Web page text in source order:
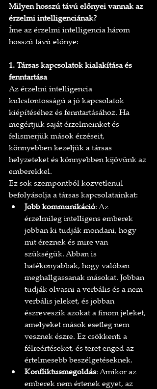
Milyen hosszú távú előnyei vannak az
érzelmi intelligenciának?
Íme az érzelmi intelligencia három
hosszú távú előnye:
1. Társas kapcsolatok kialakítása és
fenntartása
Az érzelmi intelligencia
kulcsfontosságú a jó kapcsolatok
kiépítéséhez és fenntartásához. Ha
megértjük saját érzelmeinket és
felismerjük mások érzéseit,
könnyebben kezeljük a társas
helyzeteket és könnyebben kijövünk az
emberekkel.
Ez sok szempontból közvetlenül
befolyásolja a társas kapcsolatainkat:
Jobb kommunikáció: Az
érzelmileg intelligens emberek
jobban ki tudják mondani, hogy
mit éreznek és mire van
szükségük. Abban is
hatékonyabbak, hogy valóban
meghallgassanak másokat. Jobban
tudják olvasni a verbális és a nem
verbális jeleket, és jobban
észreveszik azokat a finom jeleket,
amelyeket mások esetleg nem
vesznek észre. Ez csökkenti a
félreértéseket, és teret enged az
értelmesebb beszélgetéseknek.
Konfliktusmegoldás: Amikor az
emberek nem értenek egyet, az